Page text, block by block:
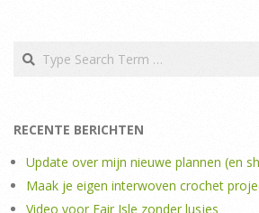
Search
RECENTE BERICHTEN
Update over mijn nieuwe plannen (en
Maak je eigen interwoven crochet
Video voor Fair Isle zonder lusjes